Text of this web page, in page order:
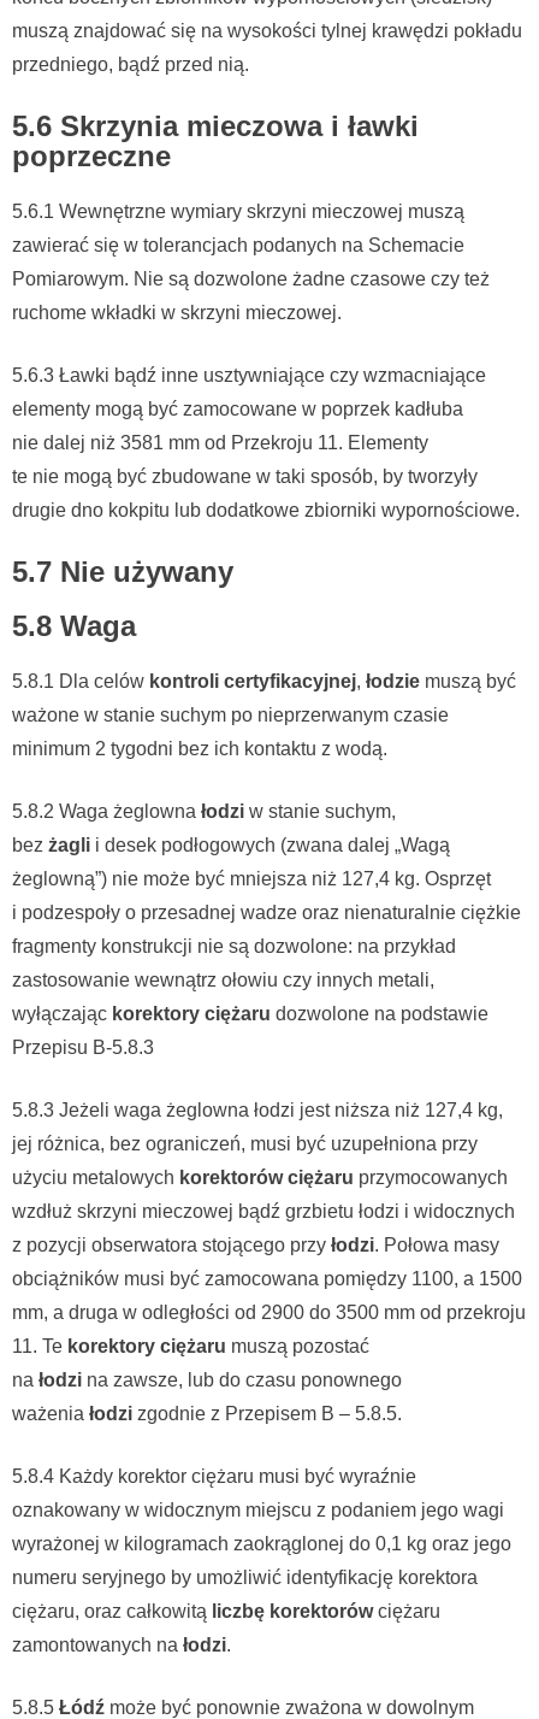
muszą znajdować się na wysokości tylnej krawędzi pokładu
przedniego, bądź przed nią.
5.6 Skrzynia mieczowa i ławki
poprzeczne
5.6.1 Wewnętrzne wymiary skrzyni mieczowej muszą
zawierać się w tolerancjach podanych na Schemacie
Pomiarowym. Nie są dozwolone żadne czasowe czy też
ruchome wkładki w skrzyni mieczowej.
5.6.3 Ławki bądź inne usztywniające czy wzmacniające
elementy mogą być zamocowane w poprzek kadłuba
nie dalej niż 3581 mm od Przekroju 11. Elementy
te nie mogą być zbudowane w taki sposób, by tworzyły
drugie dno kokpitu lub dodatkowe zbiorniki wypornościowe.
5.7 Nie używany
5.8 Waga
5.8.1 Dla celów kontroli certyfikacyjnej, łodzie muszą być
ważone w stanie suchym po nieprzerwanym czasie
minimum 2 tygodni bez ich kontaktu z wodą.
5.8.2 Waga żeglowna łodzi w stanie suchym,
bez żagli i desek podłogowych (zwana dalej „Wagą
żeglowną”) nie może być mniejsza niż 127,4 kg. Osprzęt
i podzespoły o przesadnej wadze oraz nienaturalnie ciężkie
fragmenty konstrukcji nie są dozwolone: na przykład
zastosowanie wewnątrz ołowiu czy innych metali,
wyłączając korektory ciężaru dozwolone na podstawie
Przepisu B-5.8.3
5.8.3 Jeżeli waga żeglowna łodzi jest niższa niż 127,4 kg,
jej różnica, bez ograniczeń, musi być uzupełniona przy
użyciu metalowych korektorów ciężaru przymocowanych
wzdłuż skrzyni mieczowej bądź grzbietu łodzi i widocznych
z pozycji obserwatora stojącego przy łodzi. Połowa masy
obciążników musi być zamocowana pomiędzy 1100, a 1500
mm, a druga w odległości od 2900 do 3500 mm od przekroju
11. Te korektory ciężaru muszą pozostać
na łodzi na zawsze, lub do czasu ponownego
ważenia łodzi zgodnie z Przepisem B – 5.8.5.
5.8.4 Każdy korektor ciężaru musi być wyraźnie
oznakowany w widocznym miejscu z podaniem jego wagi
wyrażonej w kilogramach zaokrąglonej do 0,1 kg oraz jego
numeru seryjnego by umożliwić identyfikację korektora
ciężaru, oraz całkowitą liczbę korektorówciężaru
zamontowanych na łodzi.
5.8.5 Łódź może być ponownie zważona w dowolnym